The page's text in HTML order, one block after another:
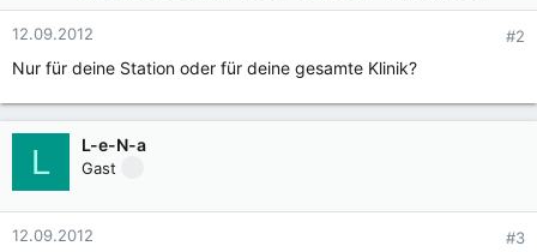
12.09.2012 #2
Nur für deine Station oder für deine gesamte Klinik?
L L-e-N-a
Gast
12.09.2012 #3